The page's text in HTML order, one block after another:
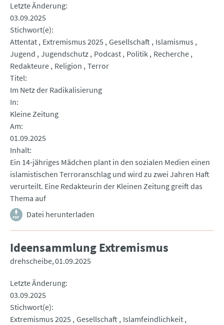
Letzte Änderung
03.09.2025
Stichwort(e)
Attentat Extremismus 2025 Gesellschaft Islamismus
Jugend Jugendschutz Podcast Politik Recherche
Redakteure Religion Terror
Titel
Im Netz der Radikalisierung
In
Kleine Zeitung
Am
01.09.2025
Inhalt
Ein 14-jähriges Mädchen plant in den sozialen Medien einen
islamistischen Terroranschlag und wird zu zwei Jahren Haft
verurteilt. Eine Redakteurin der Kleinen Zeitung greift das
Thema auf
Datei herunterladen
Ideensammlung Extremismus
drehscheibe 01.09.2025
Letzte Änderung
03.09.2025
Stichwort(e)
Extremismus 2025 Gesellschaft Islamfeindlichkeit